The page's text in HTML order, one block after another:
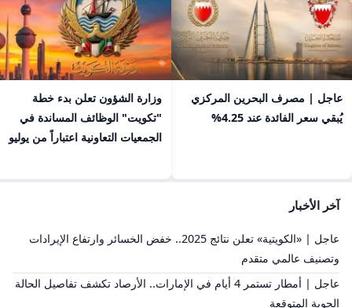
عاجل | مصرف البحرين المركزي
يُبقي سعر الفائدة عند 4.25%
​وزارة الشؤون تعلن بدء خطة
"تكويت" الوظائف المساندة في
الجمعيات التعاونية اعتباراً من يوليو
آخر الأخبار
عاجل | «الكويتية» تعلن نتائج 2025.. خفض الخسائر وارتفاع الإيرادات
وتصنيف عالمي متقدم
عاجل | أمطار تستمر 4 أيام في الإمارات.. الأرصاد تكشف تفاصيل الحالة
الجوية المتوقعة